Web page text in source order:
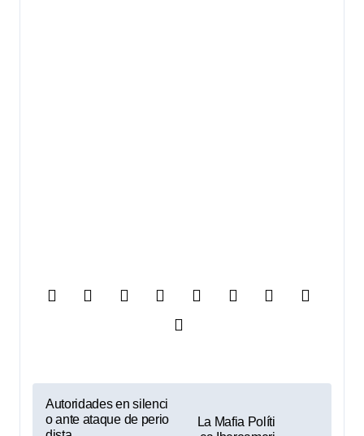
N
Autoridades en silenci
o ante ataque de perio
La Mafia Políti